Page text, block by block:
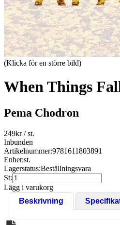
(Klicka för en större bild)
When Things
Pema Chodron
249kr/ st.
Inbunden
Artikelnummer:9781611803891
Enhet:st.
Lagerstatus:Beställningsvara
St:
Lägg i varukorg
Beskrivning